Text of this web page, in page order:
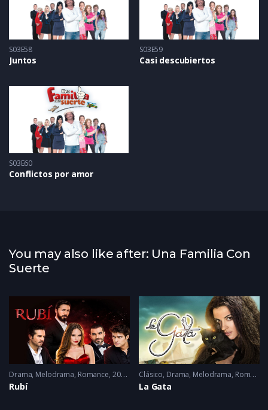
S03E58
Juntos
S03E59
Casi descubiertos
S03E60
Conflictos por amor
You may also like after: Una Familia Con
Suerte
Drama, Melodrama, Romance 2022 - 2022
Rubí
Clásico, Drama, Melodrama, Romance
La Gata